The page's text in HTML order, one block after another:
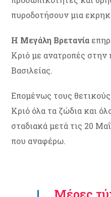
πυροδοτήσουν μια
Η Μεγάλη Βρετανία
Κριό με ανατροπές στην
Βασιλείας.
Επομένως τους
Κριό όλα τα ζώδια και
σταδιακά μετά τις 20
που αναφέρω.